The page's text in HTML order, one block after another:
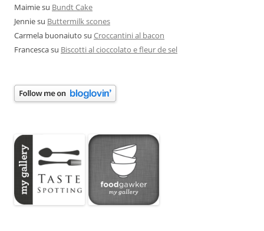
Maimiesu Bundt Cake
Jenniesu Buttermilk scones
Carmela buonaiuto su Croccantini al bacon
Francescasu Biscotti al cioccolato e fleur de sel